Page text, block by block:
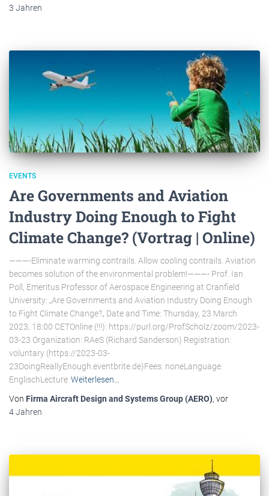
3 Jahren
EVENTS
Are Governments and Aviation
Industry Doing Enough to Fight
Climate Change? (Vortrag | Online)
———-Eliminate warming contrails. Allow cooling contrails. Aviation
becomes solution of the environmental problem!———- Prof. Ian
Poll, Emeritus Professor of Aerospace Engineering at Cranfield
University: „Are Governments and Aviation Industry Doing Enough
to Fight Climate Change?„ Date and Time: Thursday, 23 March
2023, 18:00 CETOnline (!!!): https://purl.org/ProfScholz/zoom/2023-
03-23 Organization: RAeS (Richard Sanderson) Registration:
voluntary (https://2023-03-
23DoingReallyEnough.eventbrite.de)Fees: noneLanguage:
EnglischLecture Weiterlesen…
Von Firma Aircraft Design and Systems Group (AERO), vor
4 Jahren